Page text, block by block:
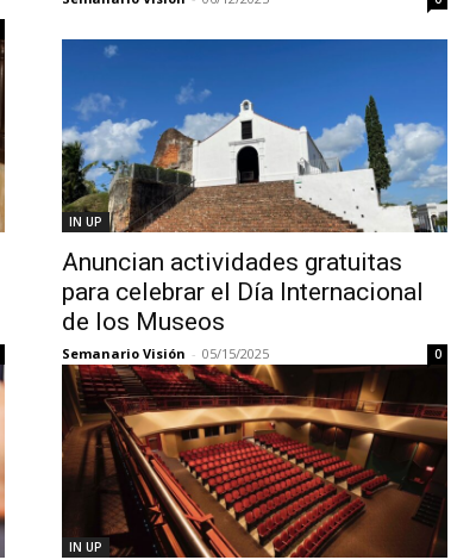
IN UP
Anuncian actividades gratuitas
para celebrar el Día Internacional
de los Museos
Semanario Visión - 05/15/2025 0
IN UP